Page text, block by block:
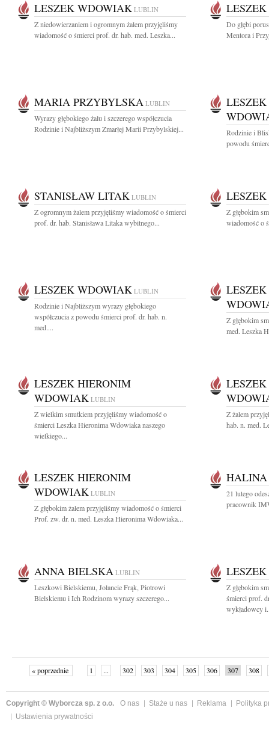
LESZEK WDOWIAK LUBLIN
Z niedowierzaniem i ogromnym żalem przyjęliśmy
wiadomość o śmierci prof. dr. hab. med. Leszka...
Do głębi
Mentora i
MARIA PRZYBYLSKA LUBLIN
Wyrazy głębokiego żalu i szczerego współczucia
Rodzinie i Najbliższym Zmarłej Marii Przybylskiej...
Rodzinie i
powodu
STANISŁAW LITAK LUBLIN
Z ogromnym żalem przyjęliśmy wiadomość o śmierci
prof. dr. hab. Stanisława Litaka wybitnego...
Z głębokim
wiadomość o
LESZEK WDOWIAK LUBLIN
Rodzinie i Najbliższym wyrazy głębokiego
współczucia z powodu śmierci prof. dr. hab. n.
med....
Z głębokim
med. Leszka
LESZEK HIERONIM
WDOWIAK LUBLIN
Z wielkim smutkiem przyjęliśmy wiadomość o
śmierci Leszka Hieronima Wdowiaka naszego
wielkiego...
Z żalem
hab. n. med.
LESZEK HIERONIM
WDOWIAK LUBLIN
Z głębokim żalem przyjęliśmy wiadomość o śmierci
Prof. zw. dr. n. med. Leszka Hieronima Wdowiaka...
HALINA
21 lutego
pracownik
ANNA BIELSKA LUBLIN
Leszkowi Bielskiemu, Jolancie Frąk, Piotrowi
Bielskiemu i Ich Rodzinom wyrazy szczerego...
Z głębokim
śmierci prof.
wykładowcy
« poprzednie 1 ... 302 303 304 305 306 307
308
Copyright © Wyborcza sp. z o.o. O nas Staże u nas Reklama
Polityka
Ustawienia prywatności